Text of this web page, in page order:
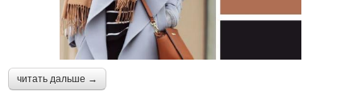
читать дальше →